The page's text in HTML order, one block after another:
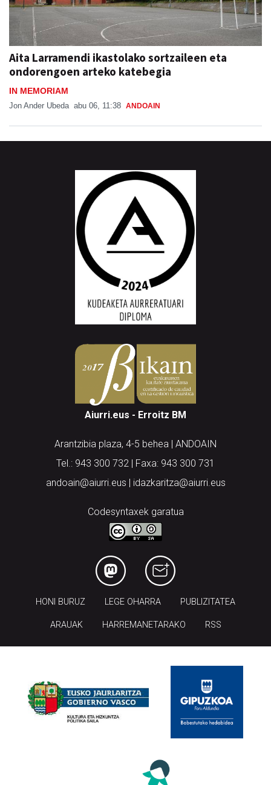
Aita Larramendi ikastolako sortzaileen eta
ondorengoen arteko katebegia
IN MEMORIAM
Jon Ander Ubeda abu 06, 11:38 ANDOAIN
Aiurri.eus - Erroitz BM
Arantzibia plaza, 4-5 behea | ANDOAIN
Tel.: 943 300 732 | Faxa: 943 300 731
andoain@aiurri.eus | idazkaritza@aiurri.eus
Codesyntaxek garatua
HONI BURUZ LEGE OHARRA PUBLIZITATEA
ARAUAK HARREMANETARAKO RSS